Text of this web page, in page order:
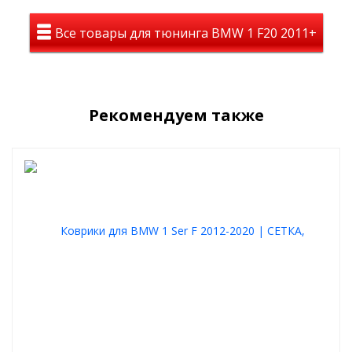
Все товары для тюнинга BMW 1 F20 2011+
Рекомендуем также